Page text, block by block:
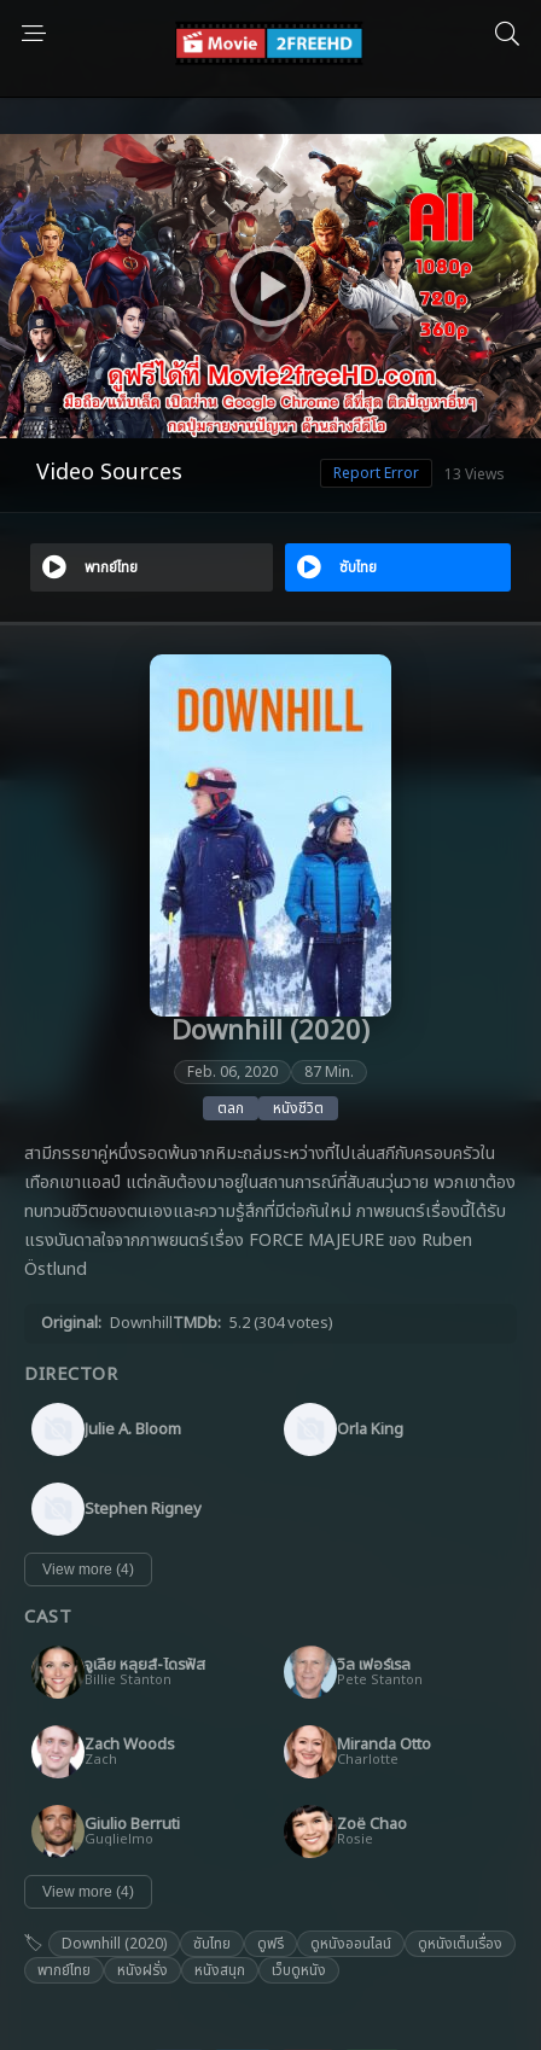
Video Sources 13 Views
Report Error
พากย์ไทย ซับไทย
Downhill (2020)
Feb. 06, 2020
87 Min.
ตลก
หนังชีวิต
สามีภรรยาคู่หนึ่งรอดพ้นจากหิมะถล่มระหว่างที่ไปเล่นสกีกับครอบครัวใน
เทือกเขาแอลป์ แต่กลับต้องมาอยู่ในสถานการณ์ที่สับสนวุ่นวาย พวกเขาต้อง
ทบทวนชีวิตของตนเองและความรู้สึกที่มีต่อกันใหม่ ภาพยนตร์เรื่องนี้ได้รับ
แรงบันดาลใจจากภาพยนตร์เรื่อง FORCE MAJEURE ของ Ruben
Östlund
Original: DownhillTMDb: 5.2 (304 votes)
DIRECTOR
Julie A. Bloom Orla King
Stephen Rigney
View more (4)
CAST
จูเลีย หลุยส์-ไดรฟัส
Billie Stanton
วิล เฟอร์เรล
Pete Stanton
Zach Woods
Zach
Miranda Otto
Charlotte
Giulio Berruti
Guglielmo
Zoë Chao
Rosie
View more (4)
Downhill (2020) ซับไทย ดูฟรี ดูหนังออนไลน์
ดูหนังเต็มเรื่อง
พากย์ไทย
หนังฝรั่ง หนังสนุก เว็บดูหนัง